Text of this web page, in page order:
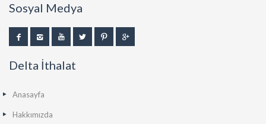
Sosyal Medya
Delta İthalat
Anasayfa
Hakkımızda